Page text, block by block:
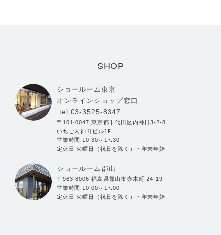
SHOP
ショールーム東京
オンラインショップ窓口
tel.03-3525-8347
〒101-0047 東京都千代田区内神田3-2-8
いちご内神田ビル1F
営業時間 10:30～17:30
定休日 火曜日（祝日を除く）・年末年始
ショールーム郡山
〒963-8006 福島県郡山市赤木町 24-19
営業時間 10:00～17:00
定休日 火曜日（祝日を除く）・年末年始